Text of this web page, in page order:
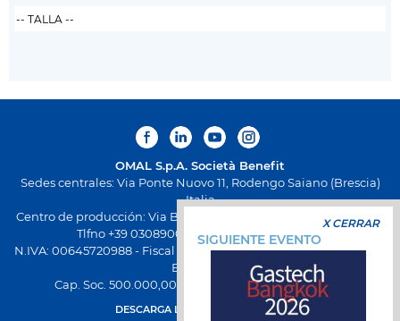
OMAL S.p.A. Società Benefit
Sedes centrales: Via Ponte Nuovo 11, Rodengo Saiano (Brescia)
Italia
Centro de producción: Via Brognolo 12, Passirano (Brescia) Italia
Tlfno +39 0308900145 Fax +39 0308900423
N.IVA: 00645720988 - Fiscal Code: 01661640175 - Inscripción REA
BS-258271
Cap. Soc. 500.000,00 € totalmente desembolsado
DESCARGA LA NUEVA APP OMAL
X CERRAR
SIGUIENTE EVENTO